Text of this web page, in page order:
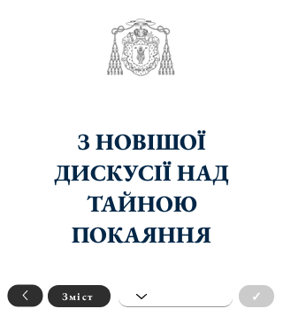
З НОВІШОЇ
ДИСКУСІЇ НАД
ТАЙНОЮ
ПОКАЯННЯ
Зміст ✓